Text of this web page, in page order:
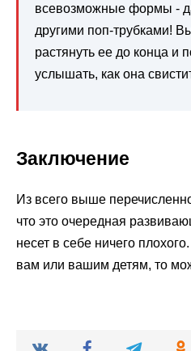
всевозможные формы -
другими поп-трубками!
растянуть ее до конца и
услышать, как она
Заключение
Из всего выше
что это очередная
несет в себе ничего
вам или вашим детям, то